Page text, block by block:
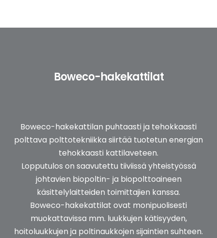
Boweco-hakekattilat
Boweco-hakekattilan puhtaasti ja tehokkaasti
polttava polttotekniikka siirtää tuotetun energian
tehokkaasti kattilaveteen.
Lopputulos on saavutettu tiiviissä yhteistyössä
johtavien biopoltin- ja biopolttoaineen
käsittelylaitteiden toimittajien kanssa.
Boweco-hakekattilat ovat monipuolisesti
muokattavissa mm. luukkujen kätisyyden,
hoitoluukkujen ja poltinaukkojen sijaintien suhteen.